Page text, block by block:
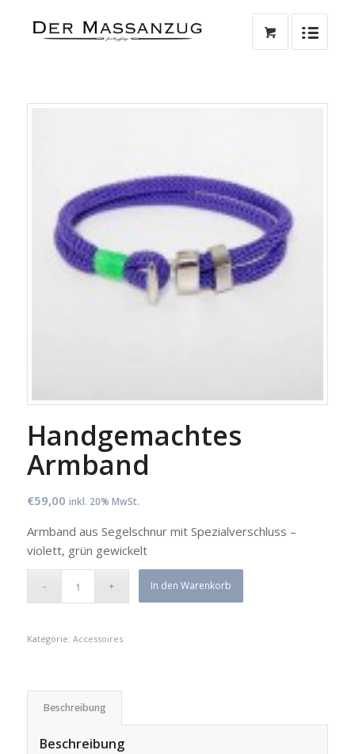
Handgemachtes
Armband
€59,00 inkl. 20% MwSt.
Armband aus Segelschnur mit Spezialverschluss –
violett, grün gewickelt
In den Warenkorb
Kategorie: Accessoires
Beschreibung
Beschreibung